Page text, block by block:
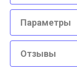
Параметры
Отзывы